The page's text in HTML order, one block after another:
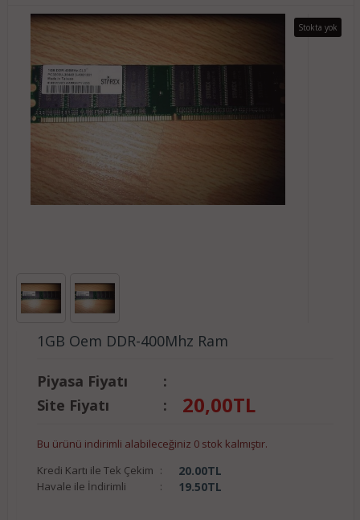
Stokta yok
1GB Oem DDR-400Mhz Ram
Piyasa Fiyatı
:
Site Fiyatı
: 20,00TL
Bu ürünü indirimli alabileceğiniz 0 stok kalmıştır.
Kredi Kartı ile Tek Çekim : 20.00TL
Havale ile İndirimli : 19.50TL